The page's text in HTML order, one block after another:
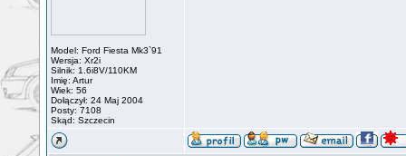
Model: Ford Fiesta Mk3`91
Wersja: Xr2i
Silnik: 1.6i8V/110KM
Imię: Artur
Wiek: 56
Dołączył: 24 Maj 2004
Posty: 7108
Skąd: Szczecin